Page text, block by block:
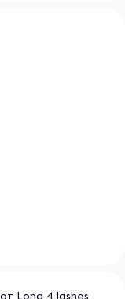
Long 4 lashes